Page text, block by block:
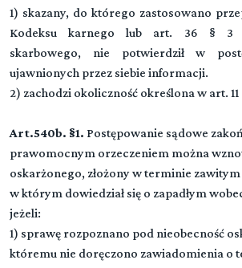
1) skazany, do którego zastosowano
Kodeksu karnego lub art. 36 § 3
skarbowego, nie potwierdził w
ujawnionych przez siebie informacji.
2) zachodzi okoliczność określona w art. 11
Art.540b. §1. Postępowanie sądowe
prawomocnym orzeczeniem można
oskarżonego, złożony w terminie
w którym dowiedział się o zapadłym
jeżeli:
1) sprawę rozpoznano pod nieobecność
któremu nie doręczono zawiadomienia o